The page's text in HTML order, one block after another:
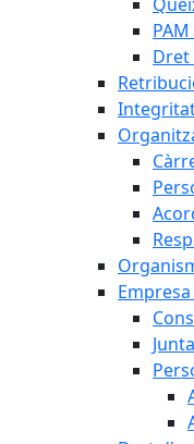
Dret